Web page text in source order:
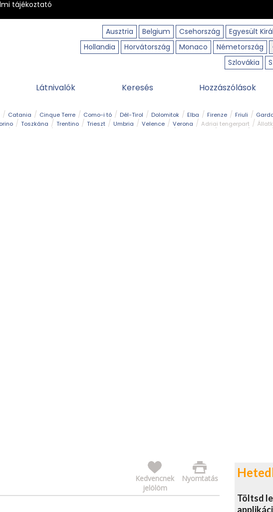
tájékoztató
Ausztria
Belgium Csehország Egyesült
Hollandia
Horvátország Monaco Németország
Szlovákia
Látnivalók Keresés Hozzászólások
Catania Cinque Terre Como-i tó Dél-Tirol Dolomitok Elba Firenze Friuli
Toszkána Trentino Trieszt Umbria Velence Verona Adriai tengerpart
Nyomtatás
Kedvencnek
jelölöm
Töltsd